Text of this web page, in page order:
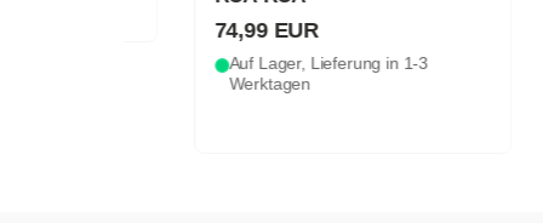
74,99 EUR
Auf Lager, Lieferung in 1-3
Werktagen